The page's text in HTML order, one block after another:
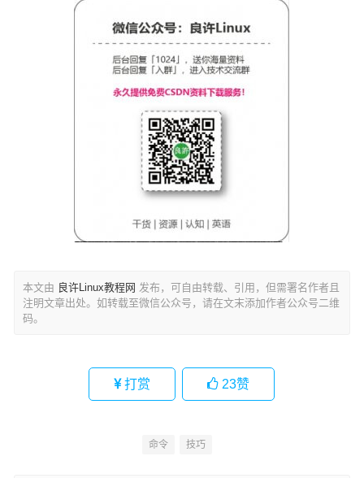
本文由 良许Linux教程网 发布，可自由转载、引用，但需署名作者且
注明文章出处。如转载至微信公众号，请在文末添加作者公众号二维
码。
打赏 23赞
命令 技巧